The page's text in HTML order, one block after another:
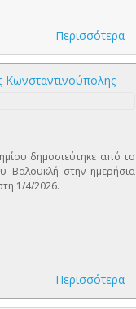
Περισσότερα
Κωνσταντινούπολης
δημοσιεύτηκε από το
Βαλουκλή στην ημερήσια
1/4/2026.
Περισσότερα